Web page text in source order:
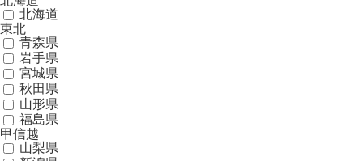
北海道
東北
青森県
岩手県
宮城県
秋田県
山形県
福島県
甲信越
山梨県